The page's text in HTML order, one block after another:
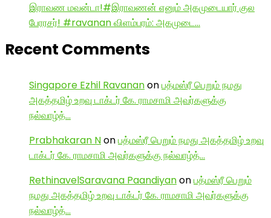
இராவண மவன்டா!#இராவணன் எனும் அகமுடையார் குல
பேரரசர்! #ravanan விளம்பரம்: அகமுடை…
Recent Comments
Singapore Ezhil Ravananonபத்மஸ்ரீ பெறும் நமது
அகத்தமிழ் உறவு டாக்டர் கே. ராமசாமி அவர்களுக்கு
நல்வாழ்த்…
Prabhakaran Nonபத்மஸ்ரீ பெறும் நமது அகத்தமிழ் உறவு
டாக்டர் கே. ராமசாமி அவர்களுக்கு நல்வாழ்த்…
RethinavelSaravana Paandiyanonபத்மஸ்ரீ பெறும்
நமது அகத்தமிழ் உறவு டாக்டர் கே. ராமசாமி அவர்களுக்கு
நல்வாழ்த்…